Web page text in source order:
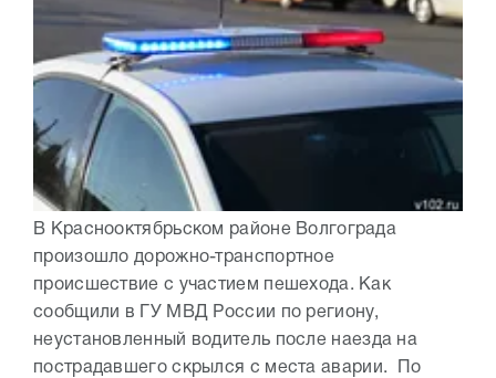
В Краснооктябрьском районе Волгограда
произошло дорожно-транспортное
происшествие с участием пешехода. Как
сообщили в ГУ МВД России по региону,
неустановленный водитель после наезда на
пострадавшего скрылся с места аварии. По